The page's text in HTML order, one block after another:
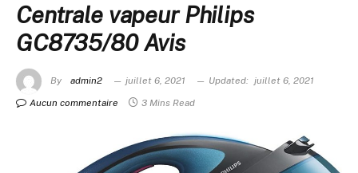
Centrale vapeur Philips
GC8735/80 Avis
By admin2 juillet 6, 2021 Updated: juillet 6, 2021
Aucun commentaire
3 Mins Read